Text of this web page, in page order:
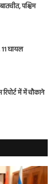
पश्चिम
घायल
में में चौकाने